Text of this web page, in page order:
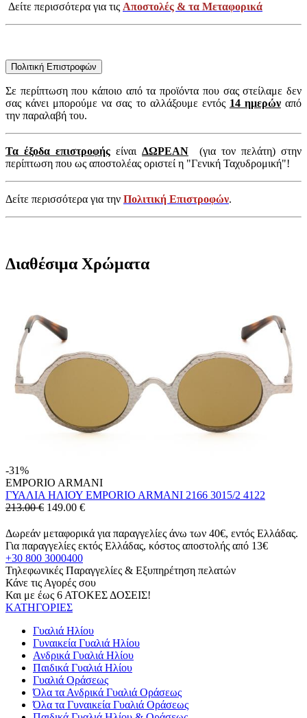
Δείτε περισσότερα για τις Αποστολές & τα Μεταφορικά
Πολιτική Επιστροφών
Σε περίπτωση που κάποιο από τα προϊόντα που σας στείλαμε δεν
σας κάνει μπορούμε να σας το αλλάξουμε εντός 14 ημερώναπό
την παραλαβή του.
Τα έξοδα επιστροφής είναι ΔΩΡΕΑΝ (για τον πελάτη) στην
περίπτωση που ως αποστολέας οριστεί η "Γενική Ταχυδρομική"!
Δείτε περισσότερα για την Πολιτική Επιστροφών.
Διαθέσιμα Χρώματα
-31%
EMPORIO ARMANI
ΓΥΑΛΙΑ ΗΛΙΟΥ EMPORIO ARMANI 2166 3015/2 4122
213.00 € 149.00 €
Δωρεάν μεταφορικά για παραγγελίες άνω των 40€, εντός Ελλάδας.
Για παραγγελίες εκτός Ελλάδας, κόστος αποστολής από 13€
+30 800 3000400
Τηλεφωνικές Παραγγελίες & Εξυπηρέτηση πελατών
Κάνε τις Αγορές σου
Και με έως 6 ΑΤΟΚΕΣ ΔΟΣΕΙΣ!
ΚΑΤΗΓΟΡΙΕΣ
Γυαλιά Ηλίου
Γυναικεία Γυαλιά Ηλίου
Ανδρικά Γυαλιά Ηλίου
Παιδικά Γυαλιά Ηλίου
Γυαλιά Οράσεως
Όλα τα Ανδρικά Γυαλιά Οράσεως
Όλα τα Γυναικεία Γυαλιά Οράσεως